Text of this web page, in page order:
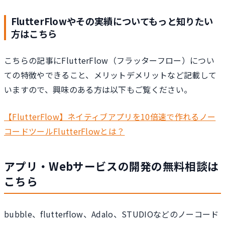
FlutterFlowやその実績についてもっと知りたい
方はこちら
こちらの記事にFlutterFlow（フラッターフロー）につい
ての特徴やできること、メリットデメリットなど記載して
いますので、興味のある方は以下もご覧ください。
【FlutterFlow】ネイティブアプリを10倍速で作れるノー
コードツールFlutterFlowとは？
アプリ・Webサービスの開発の無料相談は
こちら
bubble、flutterflow、Adalo、STUDIOなどのノーコード